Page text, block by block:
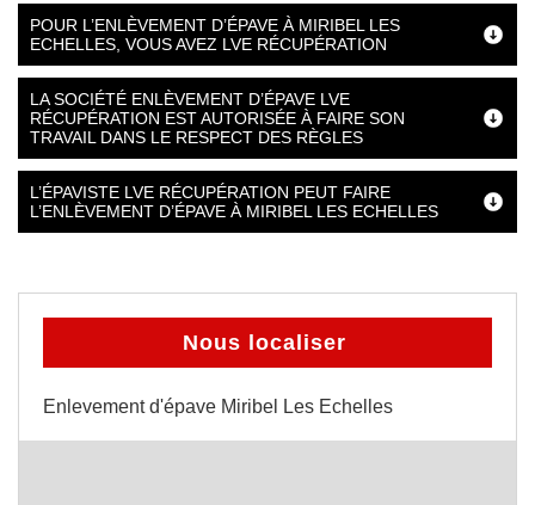
POUR L’ENLÈVEMENT D’ÉPAVE À MIRIBEL LES
ECHELLES, VOUS AVEZ LVE RÉCUPÉRATION
LA SOCIÉTÉ ENLÈVEMENT D’ÉPAVE LVE
RÉCUPÉRATION EST AUTORISÉE À FAIRE SON
TRAVAIL DANS LE RESPECT DES RÈGLES
L’ÉPAVISTE LVE RÉCUPÉRATION PEUT FAIRE
L’ENLÈVEMENT D’ÉPAVE À MIRIBEL LES ECHELLES
Nous localiser
Enlevement d'épave Miribel Les Echelles